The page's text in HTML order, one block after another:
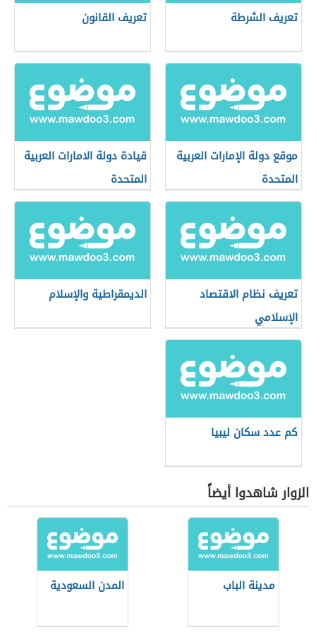
تعريف الشرطة تعريف القانون
موقع دولة الإمارات العربية
المتحدة
قيادة دولة الامارات العربية
المتحدة
تعريف نظام الاقتصاد
الإسلامي
الديمقراطية والإسلام
كم عدد سكان ليبيا
الزوار شاهدوا أيضاً
مدينة الباب المدن السعودية